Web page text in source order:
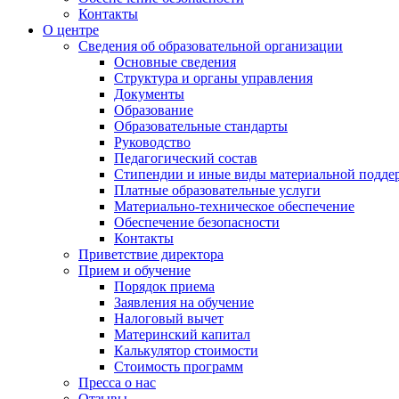
Контакты
О центре
Сведения об образовательной организации
Основные сведения
Структура и органы управления
Документы
Образование
Образовательные стандарты
Руководство
Педагогический состав
Стипендии и иные виды материальной
Платные образовательные услуги
Материально-техническое обеспечение
Обеспечение безопасности
Контакты
Приветствие директора
Прием и обучение
Порядок приема
Заявления на обучение
Налоговый вычет
Материнский капитал
Калькулятор стоимости
Стоимость программ
Пресса о нас